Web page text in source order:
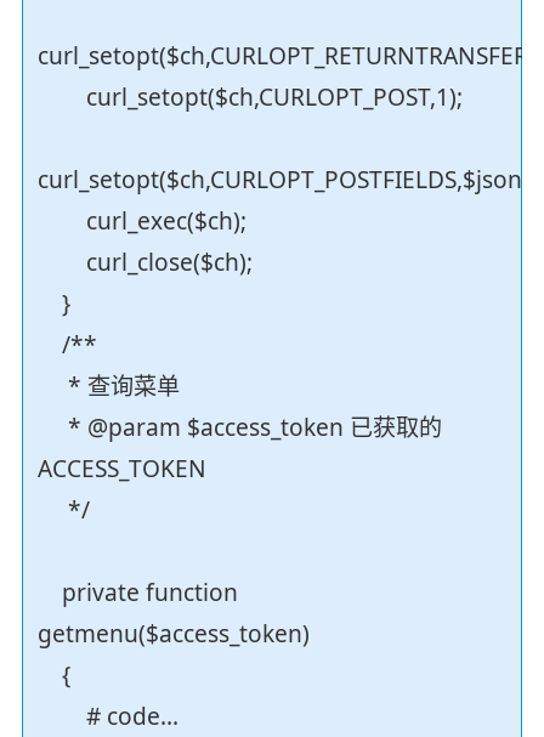
curl_setopt($ch,CURLOPT_POST,1);
curl_exec($ch);
curl_close($ch);
}
/**
* 查询菜单
* @param $access_token 已获取的
ACCESS_TOKEN
*/
private function
getmenu($access_token)
{
# code...